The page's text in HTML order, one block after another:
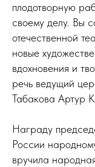
плодотворную
своему делу. Вы
отечественной
новые
вдохновения и
речь ведущий
Табакова Артур
Награду
России
вручила